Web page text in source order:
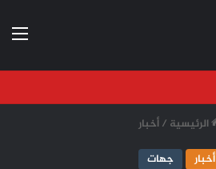
الرئيسية / أخبار
أخبار
جهات